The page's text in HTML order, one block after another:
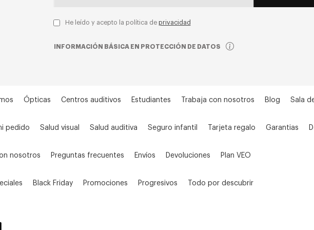
He leído y acepto la política de privacidad
INFORMACIÓN BÁSICA EN PROTECCIÓN DE DATOS
Ópticas Centros auditivos Estudiantes Trabaja con nosotros Blog Sala
pedido Salud visual Salud auditiva Seguro infantil Tarjeta regalo Garantias
nosotros Preguntas frecuentes Envíos Devoluciones Plan VEO
Black Friday Promociones Progresivos Todo por descubrir